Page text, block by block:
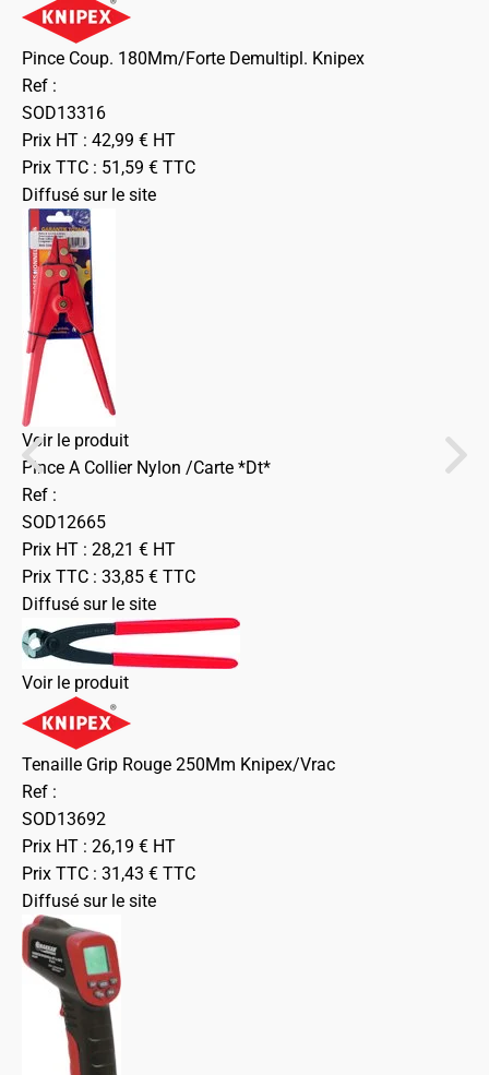
Pince Coup. 180Mm/Forte Demultipl. Knipex
Ref :
SOD13316
Prix HT : 42,99 € HT
Prix TTC : 51,59 € TTC
Diffusé sur le site
Voir le produit
Pince A Collier Nylon /Carte *Dt*
Ref :
SOD12665
Prix HT : 28,21 € HT
Prix TTC : 33,85 € TTC
Diffusé sur le site
Voir le produit
Tenaille Grip Rouge 250Mm Knipex/Vrac
Ref :
SOD13692
Prix HT : 26,19 € HT
Prix TTC : 31,43 € TTC
Diffusé sur le site